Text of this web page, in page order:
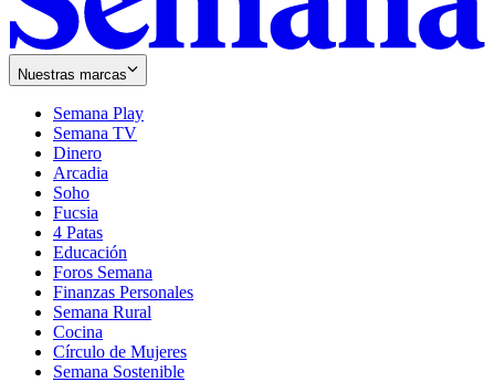
Nuestras marcas
Semana Play
Semana TV
Dinero
Arcadia
Soho
in
new
window
Fucsia
in
new
window
4 Patas
Educación
Foros Semana
Finanzas Personales
Semana Rural
Cocina
Círculo de Mujeres
Semana Sostenible